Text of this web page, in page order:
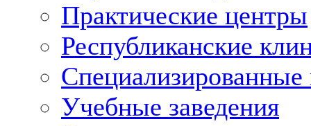
Практические центры
Республиканские
Учебные заведения